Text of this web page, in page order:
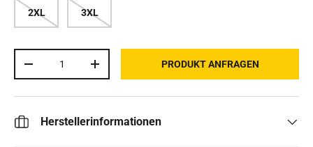
2XL 3XL
MENGE VERRINGERNMENGE ERHÖHENPRODUKT ANFRAGEN
Herstellerinformationen